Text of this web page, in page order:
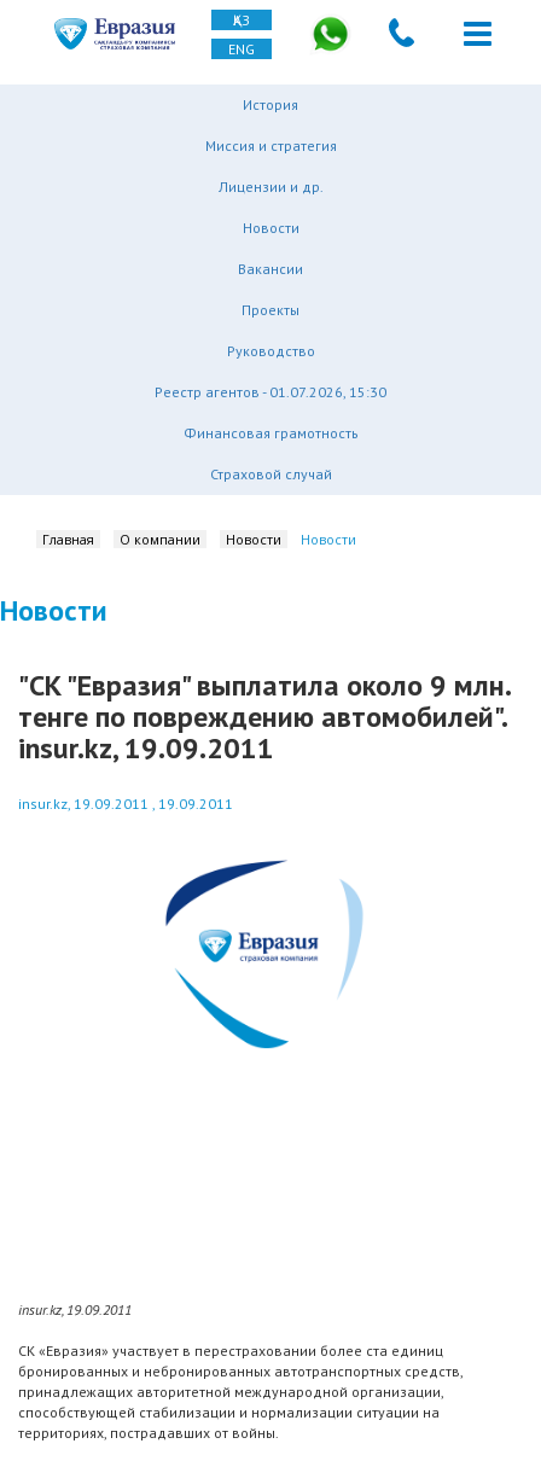
ҚАЗ
ENG
История
Миссия и стратегия
Лицензии и др.
Новости
Вакансии
Проекты
Руководство
Реестр агентов - 01.07.2026, 15:30
Финансовая грамотность
Страховой случай
Главная О компании Новости Новости
Новости
"СК "Евразия" выплатила около 9 млн.
тенге по повреждению автомобилей".
insur.kz, 19.09.2011
insur.kz, 19.09.2011 , 19.09.2011
insur.kz, 19.09.2011
СК «Евразия» участвует в перестраховании более ста единиц
бронированных и небронированных автотранспортных средств,
принадлежащих авторитетной международной организации,
способствующей стабилизации и нормализации ситуации на
территориях, пострадавших от войны.